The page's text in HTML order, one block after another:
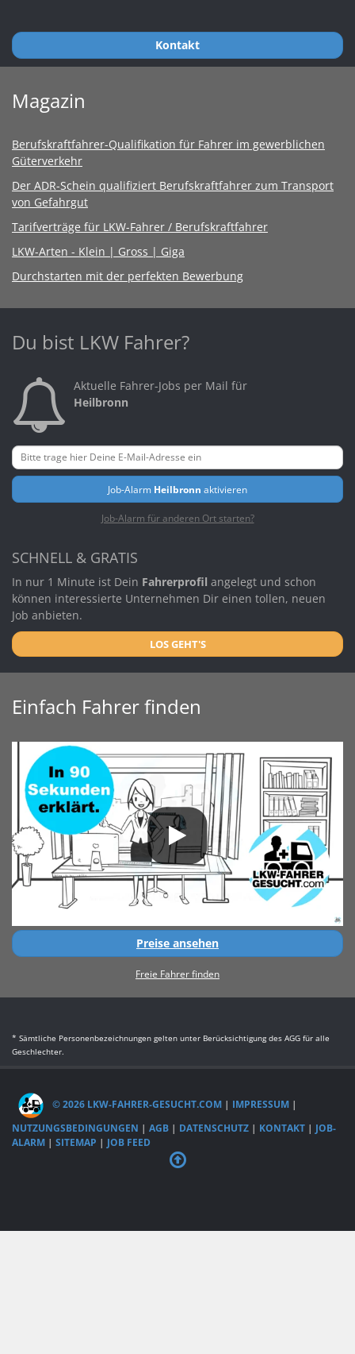
Kontakt
Magazin
Berufskraftfahrer-Qualifikation für Fahrer im gewerblichen
Güterverkehr
Der ADR-Schein qualifiziert Berufskraftfahrer zum Transport
von Gefahrgut
Tarifverträge für LKW-Fahrer / Berufskraftfahrer
LKW-Arten - Klein | Gross | Giga
Durchstarten mit der perfekten Bewerbung
Du bist LKW Fahrer?
Aktuelle Fahrer-Jobs per Mail für
Heilbronn
Job-Alarm Heilbronn aktivieren
Job-Alarm für anderen Ort starten?
SCHNELL & GRATIS
In nur 1 Minute ist Dein Fahrerprofil angelegt und schon
können interessierte Unternehmen Dir einen tollen, neuen
Job anbieten.
LOS GEHT'S
Einfach Fahrer finden
Preise ansehen
Freie Fahrer finden
* Sämtliche Personenbezeichnungen gelten unter Berücksichtigung des AGG für alle
Geschlechter.
© 2026 LKW-FAHRER-GESUCHT.COM | IMPRESSUM |
NUTZUNGSBEDINGUNGEN | AGB | DATENSCHUTZ | KONTAKT | JOB-
ALARM | SITEMAP | JOB FEED